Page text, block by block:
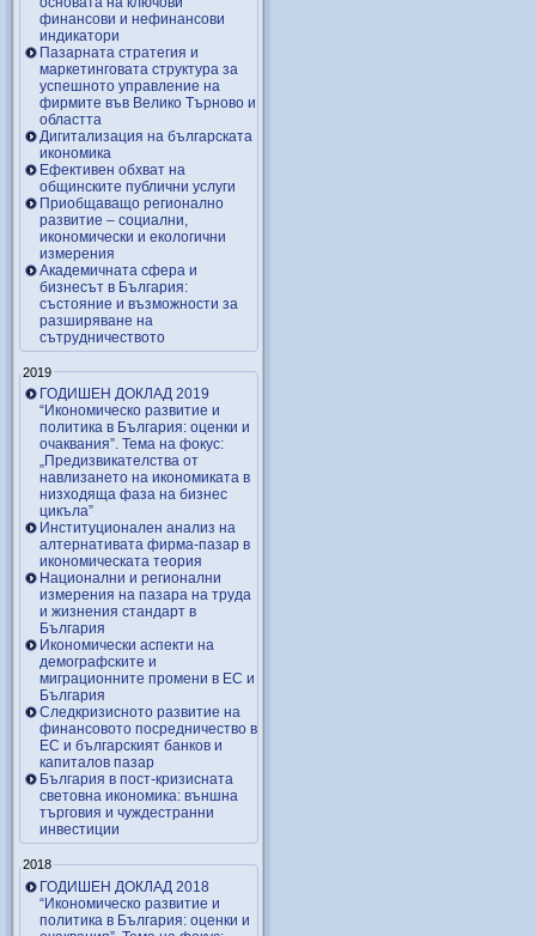
финансови и нефинансови
индикатори
Пазарната стратегия и
маркетинговата структура за
успешното управление на
фирмите във Велико Търново и
областта
Дигитализация на българската
икономика
Ефективен обхват на
общинските публични услуги
Приобщаващо регионално
развитие – социални,
икономически и екологични
измерения
Академичната сфера и
бизнесът в България:
състояние и възможности за
разширяване на
сътрудничеството
2019
ГОДИШЕН ДОКЛАД 2019
“Икономическо развитие и
политика в България: оценки и
очаквания”. Тема на фокус:
„Предизвикателства от
навлизането на икономиката в
низходяща фаза на бизнес
цикъла”
Институционален анализ на
алтернативата фирма-пазар в
икономическата теория
Национални и регионални
измерения на пазара на труда
и жизнения стандарт в
България
Икономически аспекти на
демографските и
миграционните промени в ЕС и
България
Следкризисното развитие на
финансовото посредничество в
ЕС и българският банков и
капиталов пазар
България в пост-кризисната
световна икономика: външна
търговия и чуждестранни
инвестиции
2018
ГОДИШЕН ДОКЛАД 2018
“Икономическо развитие и
политика в България: оценки и